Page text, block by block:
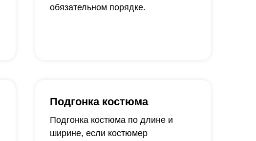
обязательном порядке.
Подгонка костюма
Подгонка костюма по длине и
ширине, если костюмер